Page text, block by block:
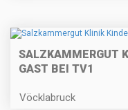
SALZKAMMERGUT
GAST BEI TV1
Vöcklabruck